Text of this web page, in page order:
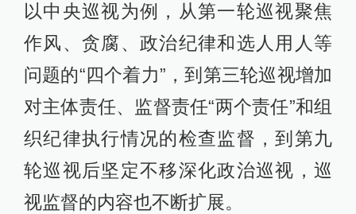
以中央巡视为例，从第一轮巡视聚焦
作风、贪腐、政治纪律和选人用人等
问题的“四个着力”，到第三轮巡视增加
对主体责任、监督责任“两个责任”和组
织纪律执行情况的检查监督，到第九
轮巡视后坚定不移深化政治巡视，巡
视监督的内容也不断扩展。